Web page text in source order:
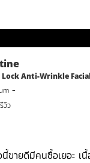
Lock Anti-Wrinkle
-
วิว
ขายดีมีคนซื้อเยอะ เนื้